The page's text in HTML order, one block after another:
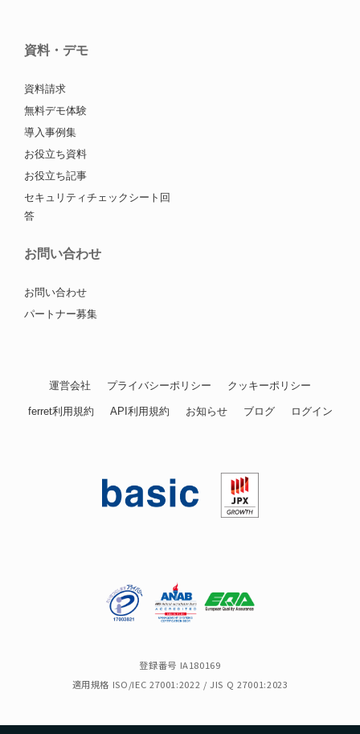
資料・デモ
資料請求
無料デモ体験
導入事例集
お役立ち資料
お役立ち記事
セキュリティチェックシート回
答
お問い合わせ
お問い合わせ
パートナー募集
運営会社 プライバシーポリシー クッキーポリシー
ferret利用規約 API利用規約 お知らせ ブログ ログイン
登録番号 IA180169
適用規格 ISO/IEC 27001:2022 / JIS Q 27001:2023